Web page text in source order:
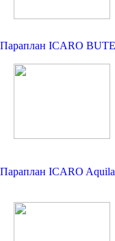
Параплан ICARO
Параплан ICARO Aquila